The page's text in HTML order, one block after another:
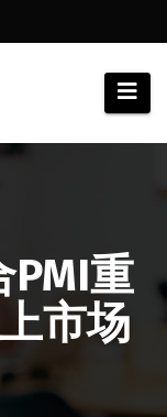
PMI重
市场